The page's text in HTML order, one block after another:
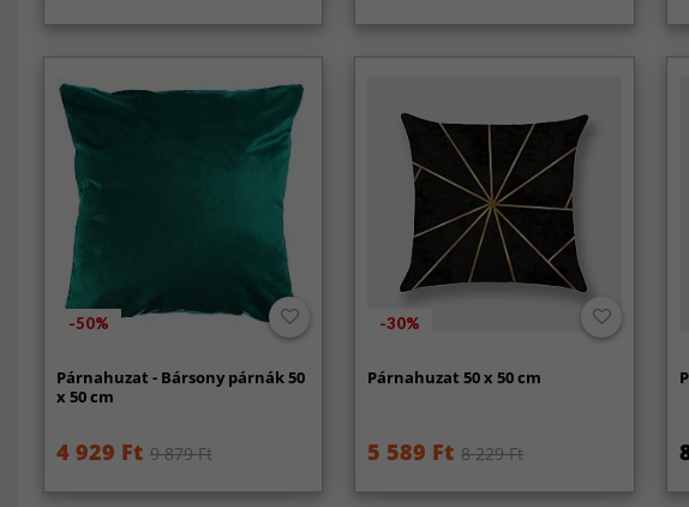
-50%
Párnahuzat - Bársony párnák 50
x 50 cm
4 929 Ft 9 879 Ft
-30%
Párnahuzat 50 x 50 cm
5 589 Ft 8 229 Ft